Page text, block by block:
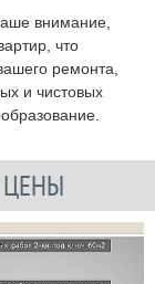
внимание,
что
ремонта,
и чистовых
ЦЕНЫ